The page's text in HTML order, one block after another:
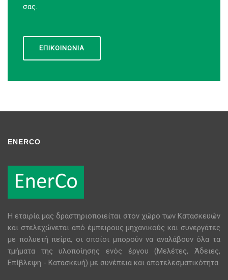
σας.
ΕΠΙΚΟΙΝΩΝΙΑ
ENERCO
H εταιρία μας δραστηριοποιείται στον χώρο των Κατασκευών
και στελεχώνεται από έμπειρους μηχανικούς και συνεργάτες
με πολυετή πείρα, οι οποίοι μπορούν να αναλάβουν όλα τα
τμήματα της υλοποίησης ενός έργου (Μελέτες, Άδειες,
Επίβλεψη - Κατασκευή) με συνέπεια και αποτελεσματικότητα.